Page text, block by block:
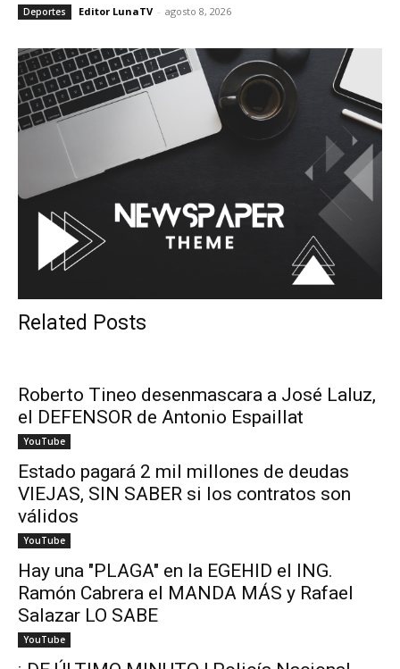
Deportes Editor LunaTV - agosto 8, 2026
Related Posts
Roberto Tineo desenmascara a José Laluz,
el DEFENSOR de Antonio Espaillat
YouTube
Estado pagará 2 mil millones de deudas
VIEJAS, SIN SABER si los contratos son
válidos
YouTube
Hay una "PLAGA" en la EGEHID el ING.
Ramón Cabrera el MANDA MÁS y Rafael
Salazar LO SABE
YouTube